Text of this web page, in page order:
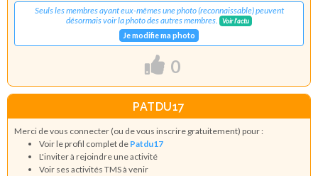
Seuls les membres ayant eux-mêmes une photo (reconnaissable) peuvent
désormais voir la photo des autres membres.
Voir l'actu
Je modifie ma photo
0
PATDU17
Merci de vous connecter (ou de vous inscrire gratuitement) pour :
Voir le profil complet de Patdu17
L'inviter à rejoindre une activité
Voir ses activités TMS à venir